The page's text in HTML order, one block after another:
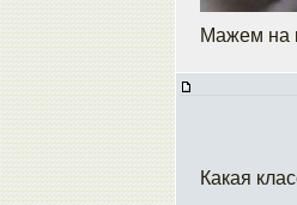
Мажем на
Какая